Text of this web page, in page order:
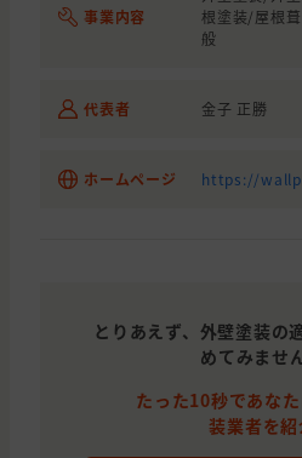
事業内容
根塗装/屋根
般
代表者 金子 正勝
ホームページ https://
とりあえず、外壁塗装の
めてみませ
たった10秒であな
装業者を紹